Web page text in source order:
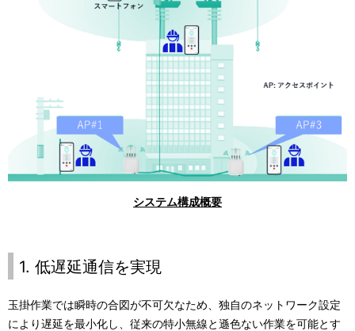
システム構成概要
1. 低遅延通信を実現
玉掛作業では瞬時の合図が不可欠なため、独自のネットワーク設定
により遅延を最小化し、従来の特小無線と遜色ない作業を可能とす